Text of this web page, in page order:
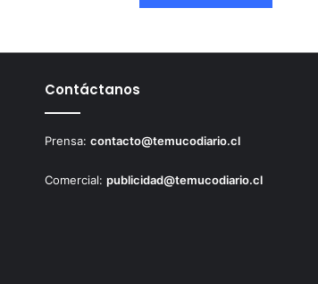
Contáctanos
Prensa:contacto@temucodiario.cl
Comercial:publicidad@temucodiario.cl